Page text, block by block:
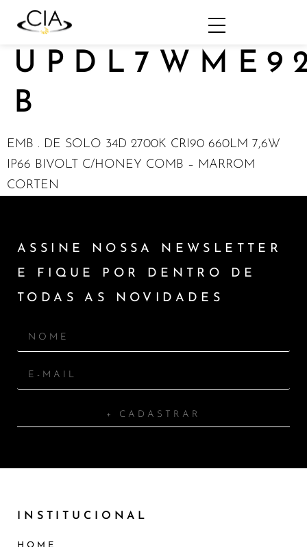
B
EMB . DE SOLO 34D 2700K CRI90 660LM 7,6W
IP66 BIVOLT C/HONEY COMB – MARROM
CORTEN
ASSINE NOSSA NEWSLETTER
E FIQUE POR DENTRO DE
TODAS AS NOVIDADES
+ CADASTRAR
INSTITUCIONAL
HOME